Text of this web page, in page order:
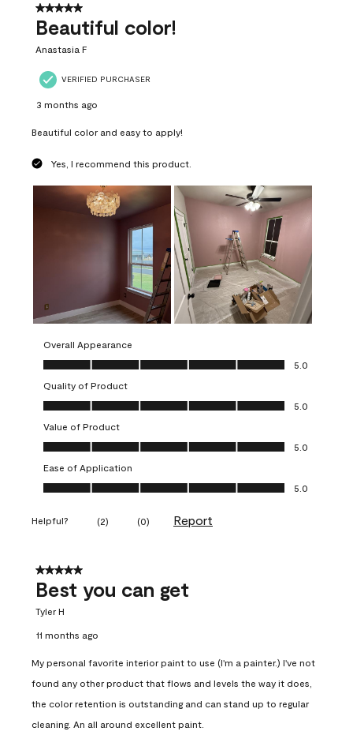
5 out of 5 stars.
Beautiful color!
Anastasia F
VERIFIED PURCHASER
3 months ago
Beautiful color and easy to apply!
Yes, I recommend this product.
Overall Appearance
Overall Appearance, 5.0 out of 5
5.0
Quality of Product
Quality of Product, 5.0 out of 5
5.0
Value of Product
Value of Product, 5.0 out of 5
5.0
Ease of Application
Ease of Application, 5.0 out of 5
5.0
Helpful? (2) (0) Report
5 out of 5 stars.
Best you can get
Tyler H
11 months ago
My personal favorite interior paint to use (I'm a painter.) I've not
found any other product that flows and levels the way it does,
the color retention is outstanding and can stand up to regular
cleaning. An all around excellent paint.